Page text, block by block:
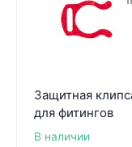
Защитная
для фитингов
В наличии